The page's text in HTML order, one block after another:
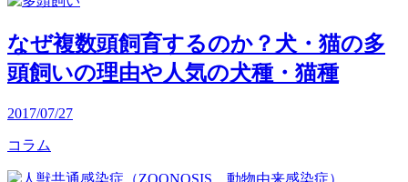
なぜ複数頭飼育するのか？犬・猫の多
頭飼いの理由や人気の犬種・猫種
2017/07/27
コラム